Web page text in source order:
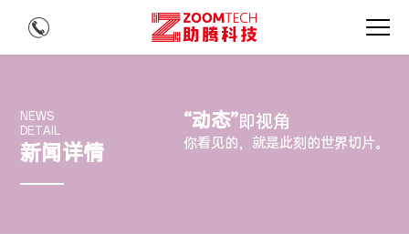
NEWS
DETAIL
新闻详情
“动态”即视角
你看见的，就是此刻的世界切片。